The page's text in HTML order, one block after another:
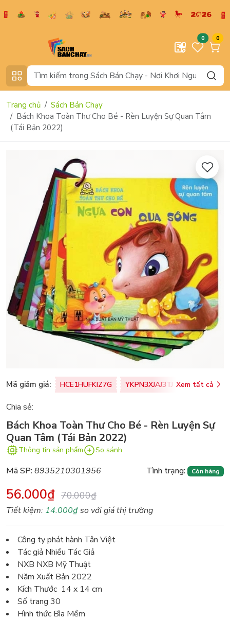
0 0
Trang chủ
Sách Bán Chạy
Bách Khoa Toàn Thư Cho Bé - Rèn Luyện Sự Quan Tâm
(Tái Bản 2022)
Mã giảm giá: HCE1HUFKIZ7G YKPN3XJAJ3TJ Xem tất cả
Chia sẻ:
Bách Khoa Toàn Thư Cho Bé - Rèn Luyện Sự
Quan Tâm (Tái Bản 2022)
Thông tin sản phẩm So sánh
Mã SP:8935210301956 Tình trạng: Còn hàng
56.000₫ 70.000₫
Tiết kiệm: 14.000₫so với giá thị trường
Công ty phát hành Tân Việt
Tác giả Nhiều Tác Giả
NXB NXB Mỹ Thuật
Năm Xuất Bản 2022
Kích Thước 14 x 14 cm
Số trang 30
Hình thức Bìa Mềm